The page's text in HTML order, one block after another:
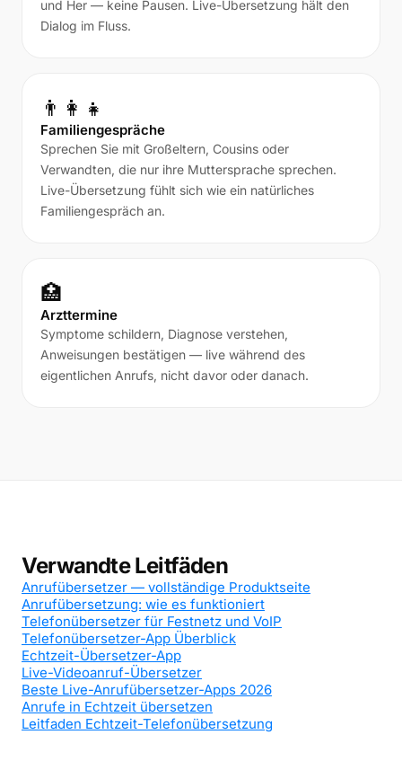
und Her — keine Pausen. Live-Übersetzung hält den
Dialog im Fluss.
👨‍👩‍👧
Familiengespräche
Sprechen Sie mit Großeltern, Cousins oder
Verwandten, die nur ihre Muttersprache sprechen.
Live-Übersetzung fühlt sich wie ein natürliches
Familiengespräch an.
🏥
Arzttermine
Symptome schildern, Diagnose verstehen,
Anweisungen bestätigen — live während des
eigentlichen Anrufs, nicht davor oder danach.
Verwandte Leitfäden
Anrufübersetzer — vollständige Produktseite
Anrufübersetzung: wie es funktioniert
Telefonübersetzer für Festnetz und VoIP
Telefonübersetzer-App Überblick
Echtzeit-Übersetzer-App
Live-Videoanruf-Übersetzer
Beste Live-Anrufübersetzer-Apps 2026
Anrufe in Echtzeit übersetzen
Leitfaden Echtzeit-Telefonübersetzung